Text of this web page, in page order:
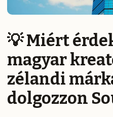
💡 Miért
magyar
zélandi
dolgozzon